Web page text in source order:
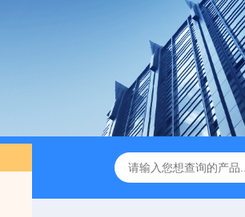
便携式X射线荧光测定仪 手持式xrf